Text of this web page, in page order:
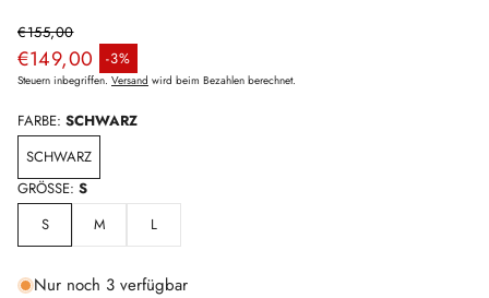
€149,00 -3%
Verkaufspreis
Normaler Preis
€155,00
Steuern inbegriffen. Versand wird beim Bezahlen berechnet.
FARBE: SCHWARZ
SCHWARZ
GRÖSSE: S
S
M L
Nur noch 3 verfügbar